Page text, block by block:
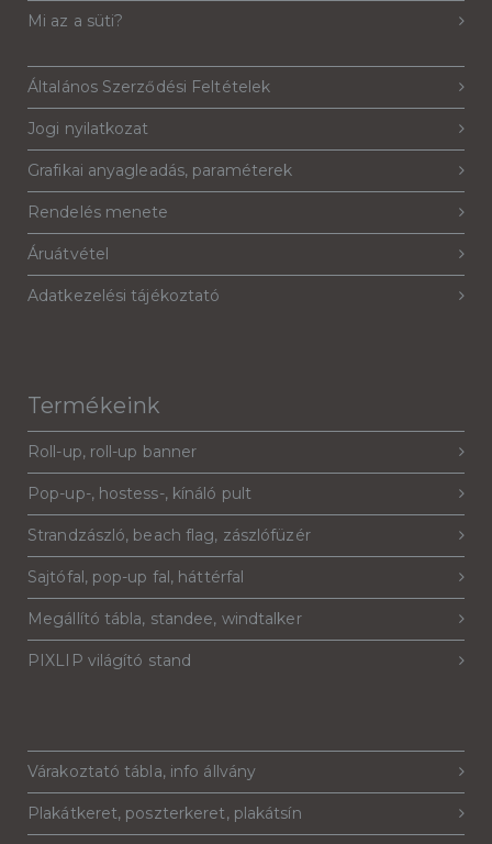
Mi az a süti?
Általános Szerződési Feltételek
Jogi nyilatkozat
Grafikai anyagleadás, paraméterek
Rendelés menete
Áruátvétel
Adatkezelési tájékoztató
Termékeink
Roll-up, roll-up banner
Pop-up-, hostess-, kínáló pult
Strandzászló, beach flag, zászlófüzér
Sajtófal, pop-up fal, háttérfal
Megállító tábla, standee, windtalker
PIXLIP világító stand
Várakoztató tábla, info állvány
Plakátkeret, poszterkeret, plakátsín